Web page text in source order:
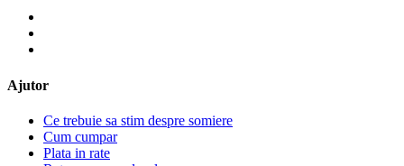
Ajutor
Ce trebuie sa stim despre somiere
Cum cumpar
Plata in rate